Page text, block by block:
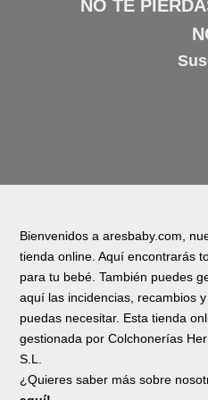
NO TE
Bienvenidos a aresbaby.com,
tienda online. Aquí encontrarás
para tu bebé. También puedes
aquí las incidencias, recambios
puedas necesitar. Esta tienda
gestionada por Colchonerías
S.L.
¿Quieres saber más sobre